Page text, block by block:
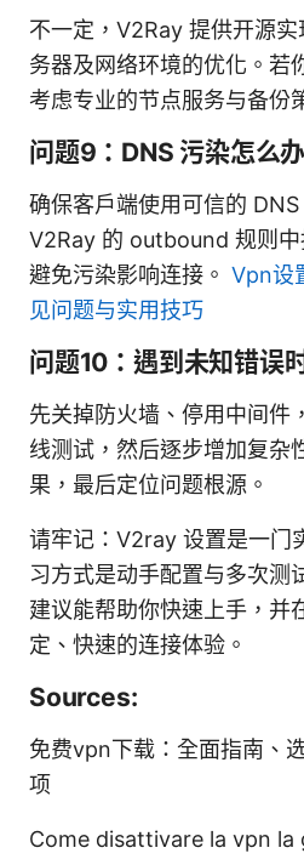
不一定，V2Ray 提供开源
务器及网络环境的优化。若
考虑专业的节点服务与备份
问题9：DNS 污染怎么
确保客户端使用可信的
V2Ray 的 outbound 规则中
避免污染影响连接。 Vpn设
见问题与实用技巧
问题10：遇到未知错误
先关掉防火墙、停用中间件
线测试，然后逐步增加复杂
果，最后定位问题根源。
请牢记：V2ray 设置是一门
习方式是动手配置与多次测
建议能帮助你快速上手，并
定、快速的连接体验。
Sources:
免费vpn下载：全面指南、
项
Come disattivare la vpn la